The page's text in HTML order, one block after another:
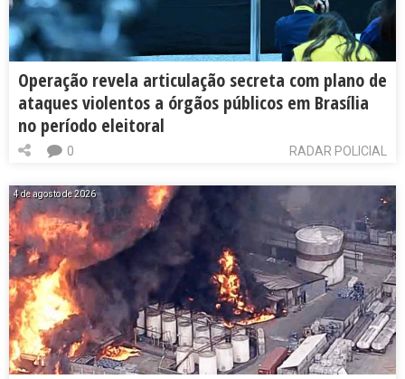
Operação revela articulação secreta com plano de
ataques violentos a órgãos públicos em Brasília
no período eleitoral
RADAR POLICIAL
0
4 de agosto de 2026